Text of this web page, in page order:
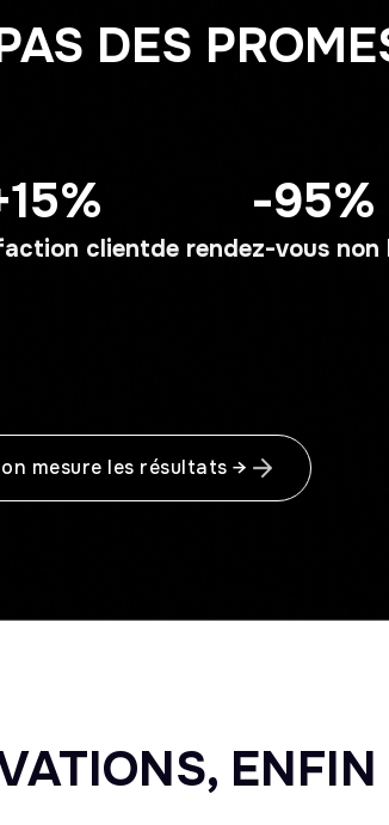
DES
client
-95%
de rendez-vous non
mesure les résultats →